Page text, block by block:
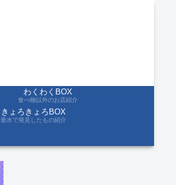
わくわくBOX
食べ物以外のお店紹介
きょろきょろBOX
垂水で発見したもの紹介